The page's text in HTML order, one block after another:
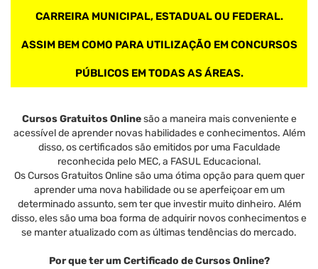
CARREIRA MUNICIPAL, ESTADUAL OU FEDERAL.
ASSIM BEM COMO PARA UTILIZAÇÃO EM CONCURSOS
PÚBLICOS EM TODAS AS ÁREAS.
Cursos Gratuitos Onlinesão a maneira mais conveniente e
acessível de aprender novas habilidades e conhecimentos. Além
disso, os certificados são emitidos por uma Faculdade
reconhecida pelo MEC, a FASUL Educacional.
Os Cursos Gratuitos Online são uma ótima opção para quem quer
aprender uma nova habilidade ou se aperfeiçoar em um
determinado assunto, sem ter que investir muito dinheiro. Além
disso, eles são uma boa forma de adquirir novos conhecimentos e
se manter atualizado com as últimas tendências do mercado.
Por que ter um Certificado de Cursos Online?